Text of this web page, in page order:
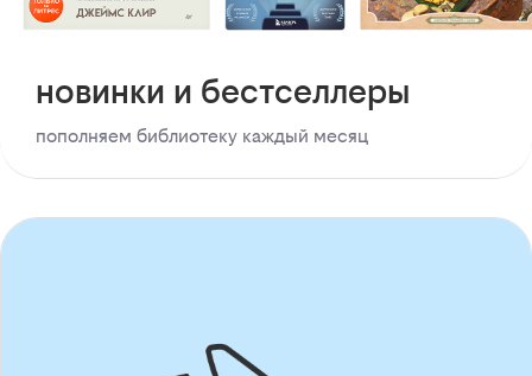
новинки и бестселлеры
пополняем библиотеку каждый месяц